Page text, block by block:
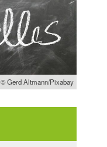
© Gerd Altmann/Pixabay